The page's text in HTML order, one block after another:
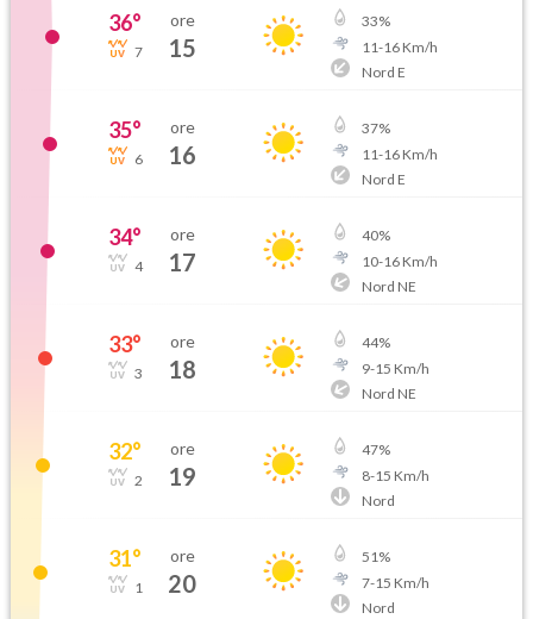
36°
7
ore
15
33%
11-16Km/h
Nord E
35°
6
ore
16
37%
11-16Km/h
Nord E
34°
4
ore
17
40%
10-16Km/h
Nord NE
33°
3
ore
18
44%
9-15 Km/h
Nord NE
32°
2
ore
19
47%
8-15 Km/h
Nord
31°
1
ore
20
51%
7-15 Km/h
Nord